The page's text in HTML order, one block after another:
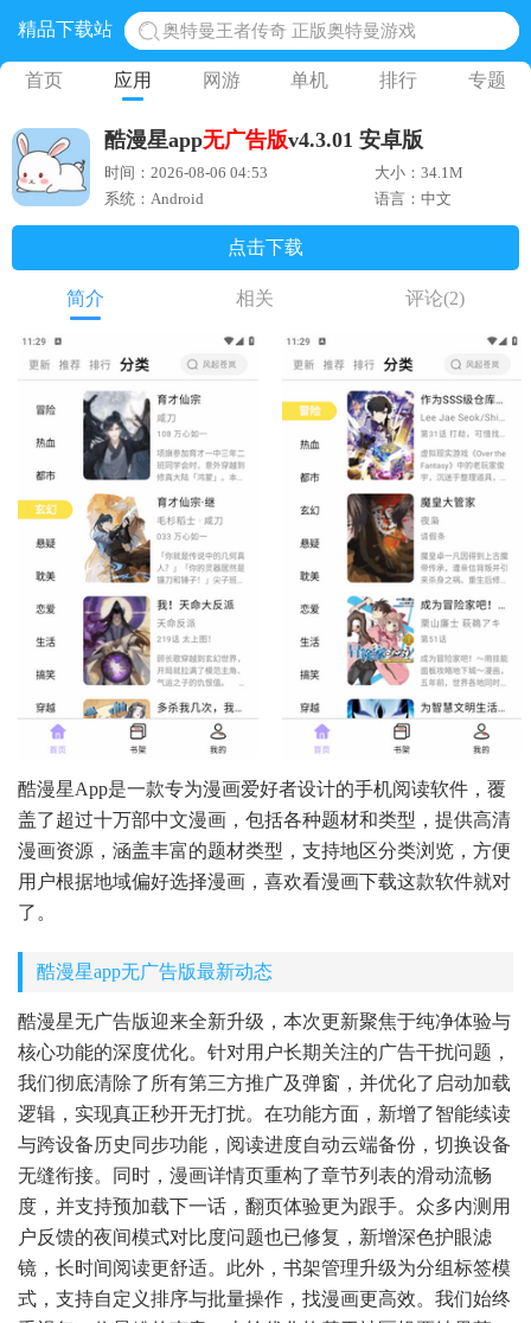
精品下载站
奥特曼王者传奇 正版奥特曼游戏
地铁跑酷体验服国际服 地铁跑酷体验服版本
黎明觉醒生机腾讯正版 黎明觉醒生机国际服
蛋仔派对下载 蛋仔派对体验服
首页 应用 网游 单机 排行 专题
酷漫星app无广告版v4.3.01 安卓版
时间：2026-08-06 04:53
大小：34.1M
系统：Android
语言：中文
点击下载
简介 相关 评论(2)
酷漫星App是一款专为漫画爱好者设计的手机阅读软件，覆
盖了超过十万部中文漫画，包括各种题材和类型，提供高清
漫画资源，涵盖丰富的题材类型，支持地区分类浏览，方便
用户根据地域偏好选择漫画，喜欢看漫画下载这款软件就对
了。
酷漫星app无广告版最新动态
酷漫星无广告版迎来全新升级，本次更新聚焦于纯净体验与
核心功能的深度优化。针对用户长期关注的广告干扰问题，
我们彻底清除了所有第三方推广及弹窗，并优化了启动加载
逻辑，实现真正秒开无打扰。在功能方面，新增了智能续读
与跨设备历史同步功能，阅读进度自动云端备份，切换设备
无缝衔接。同时，漫画详情页重构了章节列表的滑动流畅
度，并支持预加载下一话，翻页体验更为跟手。众多内测用
户反馈的夜间模式对比度问题也已修复，新增深色护眼滤
镜，长时间阅读更舒适。此外，书架管理升级为分组标签模
式，支持自定义排序与批量操作，找漫画更高效。我们始终